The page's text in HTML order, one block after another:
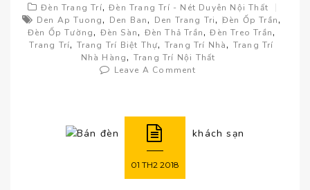
Đèn Trang Trí,Đèn Trang Trí - Nét Duyên Nội Thất
Den Ap Tuong, Den Ban, Den Trang Tri, Đèn Ốp Trần,
Đèn Ốp Tường, Đèn Sàn, Đèn Thả Trần,Đèn Treo Trần,
Trang Trí, Trang Trí Biệt Thự, Trang Trí Nhà, Trang Trí
Nhà Hàng, Trang Trí Nội Thất
Leave A Comment
01 TH2 2018